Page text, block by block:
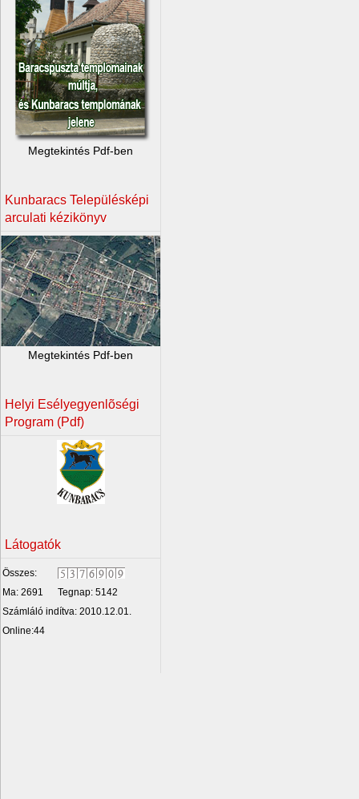
Megtekintés Pdf-ben
Kunbaracs Településképi
arculati kézikönyv
Megtekintés Pdf-ben
Helyi Esélyegyenlõségi
Program (Pdf)
Látogatók
Összes:
Ma: 2691
Tegnap: 5142
Számláló indítva: 2010.12.01.
Online:44